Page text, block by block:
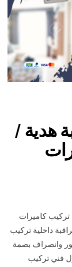
هدية /
تركيب كاميرات
داخلية تركيب
وانصراف بصمة
فني تركيب